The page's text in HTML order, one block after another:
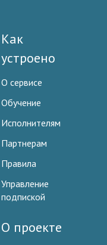
Как
устроено
О сервисе
Обучение
Исполнителям
Партнерам
Правила
Управление
подпиской
О проекте